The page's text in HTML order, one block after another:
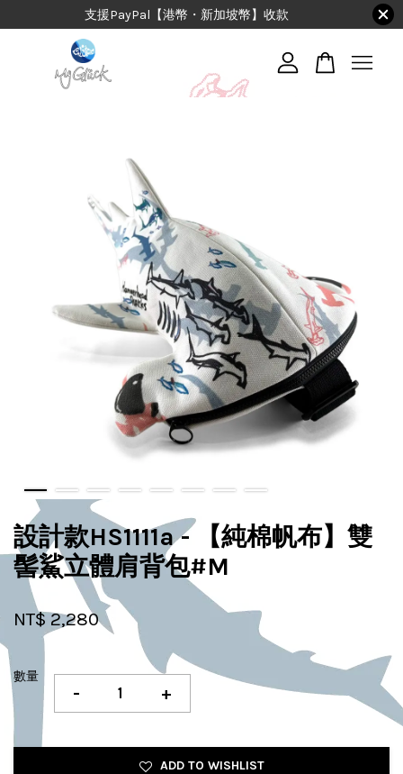
支援PayPal【港幣・新加坡幣】收款
設計款HS1111a - 【純棉帆布】雙
髻鯊立體肩背包#M
NT$ 2,280
數量
- +
ADD TO WISHLIST
您的購物車目前還是空的。